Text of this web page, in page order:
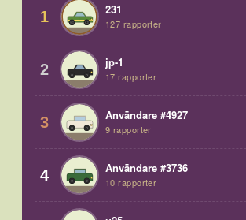
1 231
127 rapporter
2 jp-1
17 rapporter
3 Användare #4927
9 rapporter
4 Användare #3736
10 rapporter